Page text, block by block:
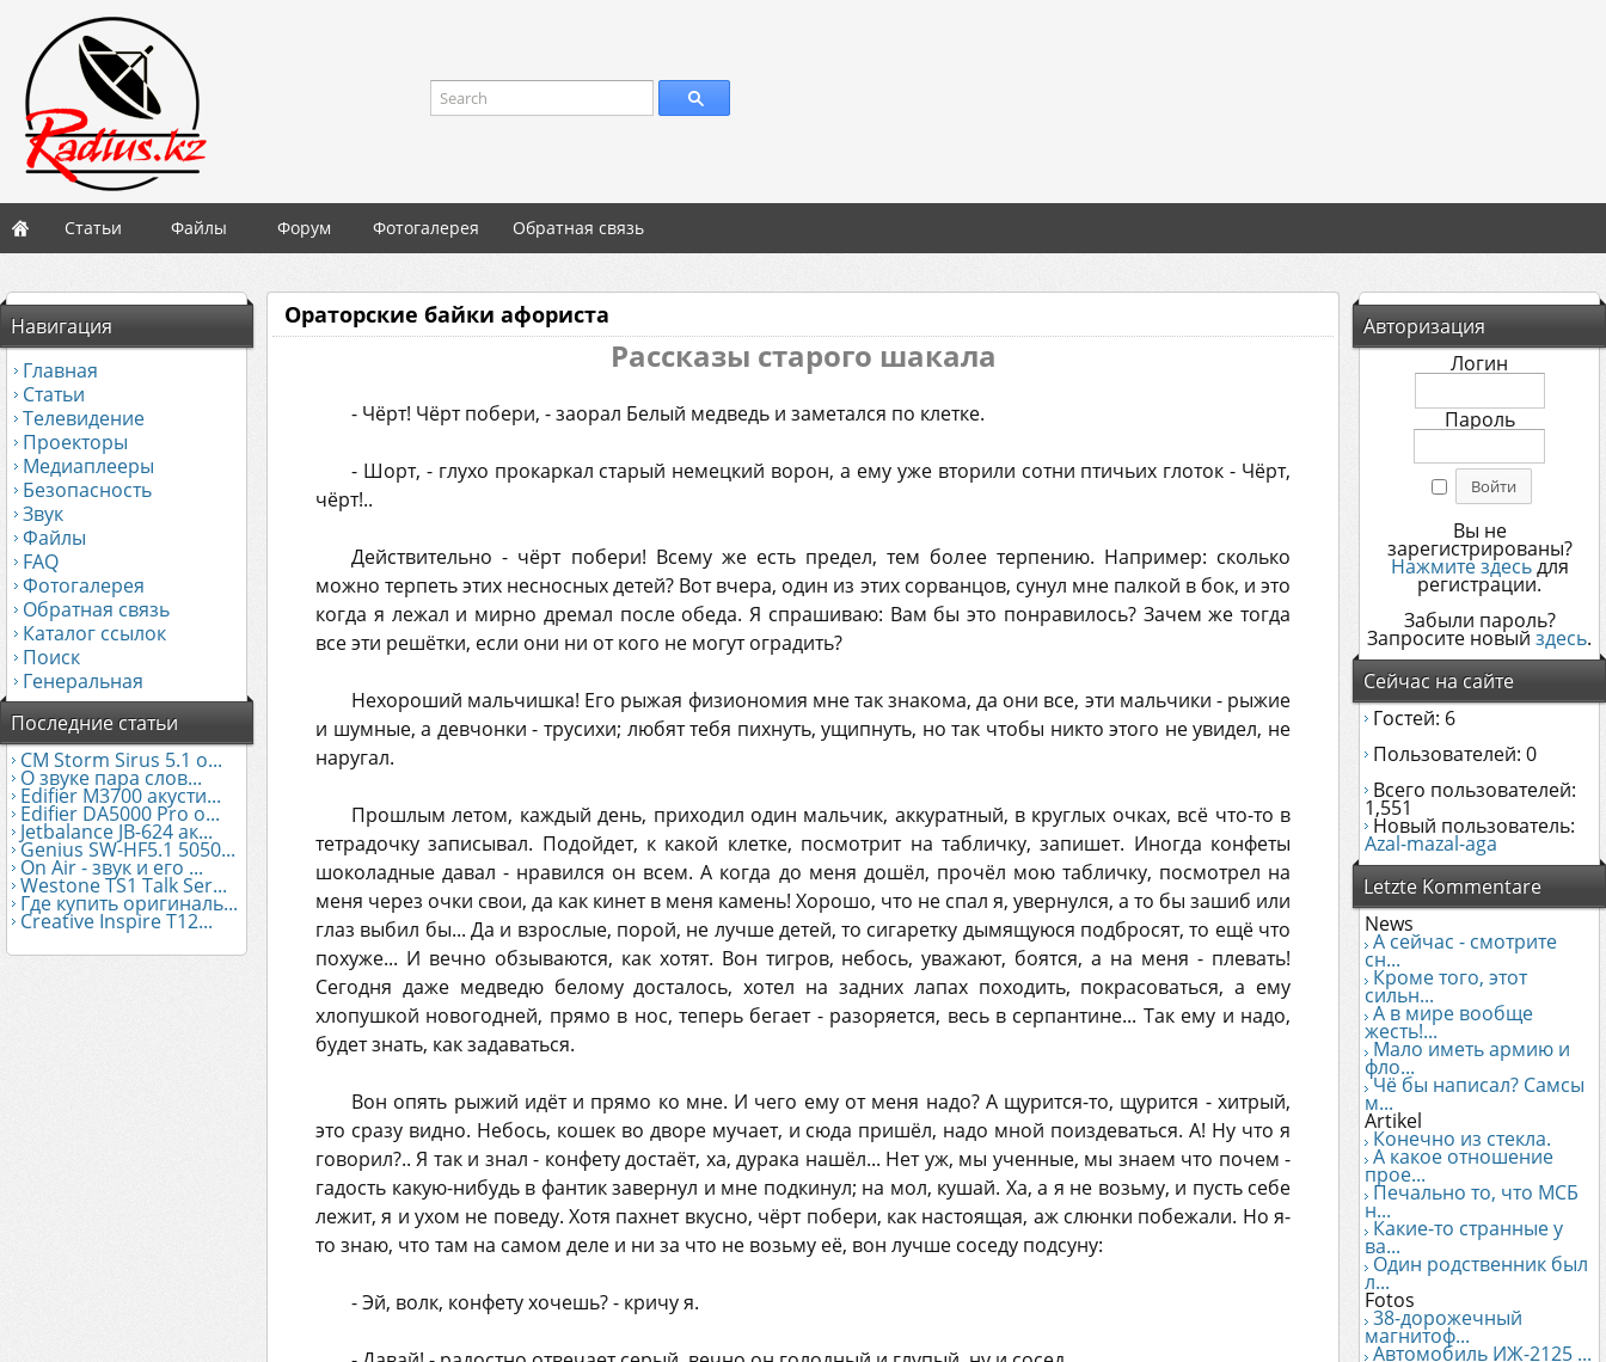
Search
Статьи Файлы Форум Фотогалерея Обратная связь
Навигация
Главная
Статьи
Телевидение
Проекторы
Медиаплееры
Безопасность
Звук
Файлы
FAQ
Фотогалерея
Обратная связь
Каталог ссылок
Поиск
Генеральная
Последние статьи
CM Storm Sirus 5.1 о...
О звуке пара слов...
Edifier М3700 акусти...
Edifier DA5000 Pro о...
Jetbalance JB-624 ак...
Genius SW-HF5.1 5050...
On Air - звук и его ...
Westone TS1 Talk Ser...
Где купить оригиналь...
Creative Inspire T12...
Авторизация
Логин
Пароль
Вы не
зарегистрированы?
Нажмите здесьдля
регистрации.
Забыли пароль?
Запросите новый здесь.
Сейчас на сайте
Гостей: 6
Пользователей: 0
Всего пользователей:
1,551
Новый пользователь:
Azal-mazal-aga
Letzte Kommentare
News
А сейчас - смотрите
сн...
Кроме того, этот
сильн...
А в мире вообще
жесть!...
Мало иметь армию и
фло...
Чё бы написал? Самсы
м...
Artikel
Конечно из стекла.
А какое отношение
прое...
Печально то, что МСБ
н...
Какие-то странные у
ва...
Один родственник был
л...
Fotos
38-дорожечный
магнитоф...
Автомобиль ИЖ-2125 ...
Ораторские байки афориста
Рассказы старого шакала
- Чёрт! Чёрт побери, - заорал Белый медведь и заметался по клетке.
- Шорт, - глухо прокаркал старый немецкий ворон, а ему уже вторили сотни птичьих глоток - Чёрт,
чёрт!..
Действительно - чёрт побери! Всему же есть предел, тем более терпению. Например: сколько
можно терпеть этих несносных детей? Вот вчера, один из этих сорванцов, сунул мне палкой в бок, и это
когда я лежал и мирно дремал после обеда. Я спрашиваю: Вам бы это понравилось? Зачем же тогда
все эти решётки, если они ни от кого не могут оградить?
Нехороший мальчишка! Его рыжая физиономия мне так знакома, да они все, эти мальчики - рыжие
и шумные, а девчонки - трусихи; любят тебя пихнуть, ущипнуть, но так чтобы никто этого не увидел, не
наругал.
Прошлым летом, каждый день, приходил один мальчик, аккуратный, в круглых очках, всё что-то в
тетрадочку записывал. Подойдет, к какой клетке, посмотрит на табличку, запишет. Иногда конфеты
шоколадные давал - нравился он всем. А когда до меня дошёл, прочёл мою табличку, посмотрел на
меня через очки свои, да как кинет в меня камень! Хорошо, что не спал я, увернулся, а то бы зашиб или
глаз выбил бы... Да и взрослые, порой, не лучше детей, то сигаретку дымящуюся подбросят, то ещё что
похуже... И вечно обзываются, как хотят. Вон тигров, небось, уважают, боятся, а на меня - плевать!
Сегодня даже медведю белому досталось, хотел на задних лапах походить, покрасоваться, а ему
хлопушкой новогодней, прямо в нос, теперь бегает - разоряется, весь в серпантине... Так ему и надо,
будет знать, как задаваться.
Вон опять рыжий идёт и прямо ко мне. И чего ему от меня надо? А щурится-то, щурится - хитрый,
это сразу видно. Небось, кошек во дворе мучает, и сюда пришёл, надо мной поиздеваться. А! Ну что я
говорил?.. Я так и знал - конфету достаёт, ха, дурака нашёл... Нет уж, мы ученные, мы знаем что почем -
гадость какую-нибудь в фантик завернул и мне подкинул; на мол, кушай. Ха, а я не возьму, и пусть себе
лежит, я и ухом не поведу. Хотя пахнет вкусно, чёрт побери, как настоящая, аж слюнки побежали. Но я-
то знаю, что там на самом деле и ни за что не возьму её, вон лучше соседу подсуну:
- Эй, волк, конфету хочешь? - кричу я.